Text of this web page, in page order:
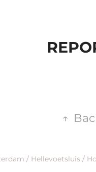
↑
/ Hellevoetsluis /